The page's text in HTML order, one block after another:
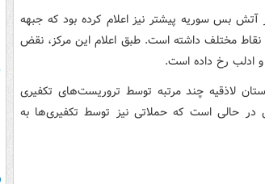
بس سوریه پیشتر نیز اعلام کرده بود که جبهه
در نقاط مختلف داشته است. طبق اعلام این مرکز، نقض
ادلب رخ داده است.
لاذقیه چند مرتبه توسط تروریست‌های تکفیری
حالی است که حملاتی نیز توسط تکفیری‌ها به